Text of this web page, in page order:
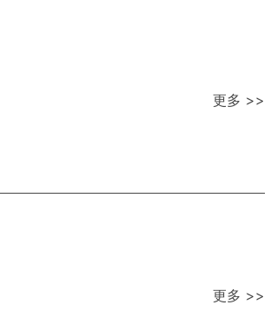
更多 >>
更多 >>